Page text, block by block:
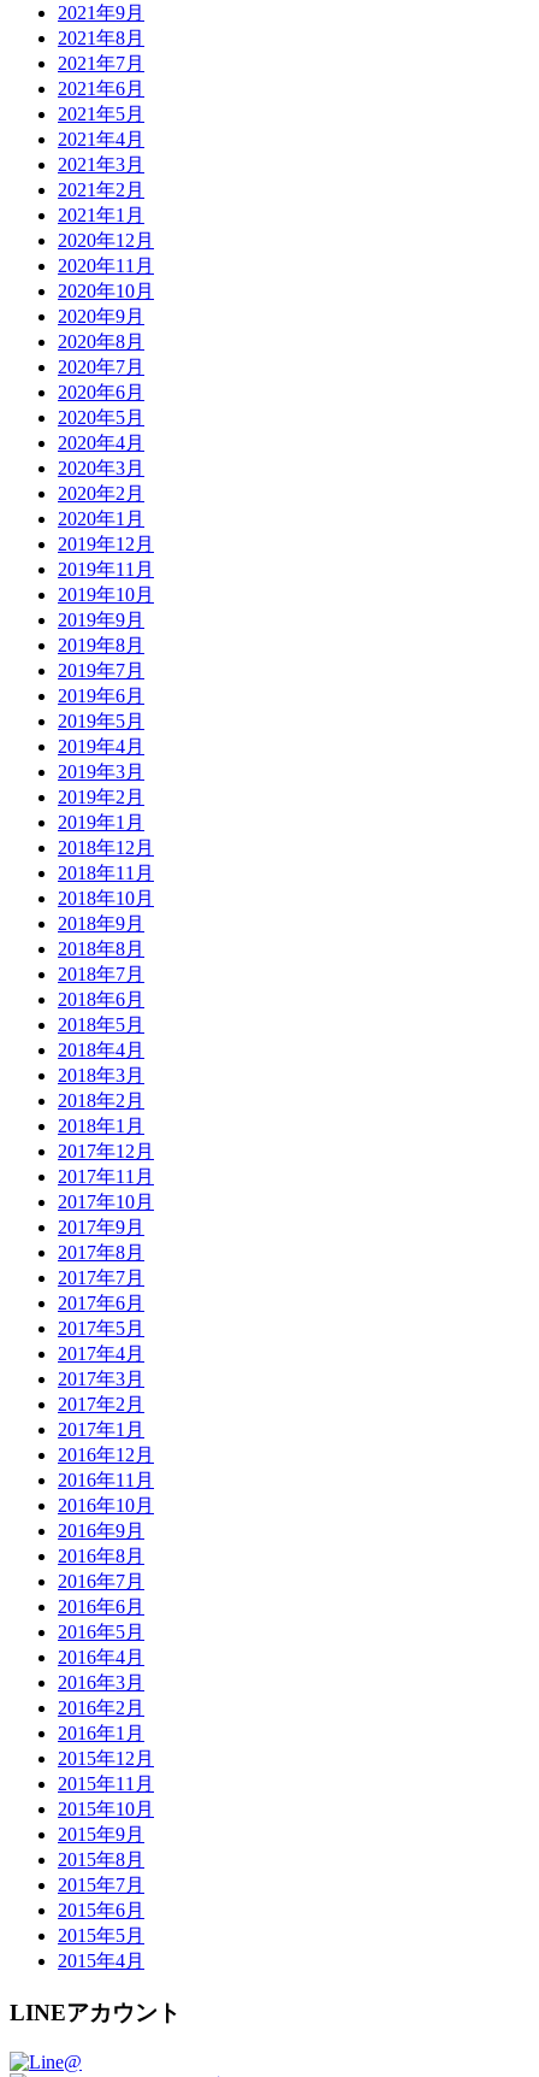
2021年9月
2021年8月
2021年7月
2021年6月
2021年5月
2021年4月
2021年3月
2021年2月
2021年1月
2020年12月
2020年11月
2020年10月
2020年9月
2020年8月
2020年7月
2020年6月
2020年5月
2020年4月
2020年3月
2020年2月
2020年1月
2019年12月
2019年11月
2019年10月
2019年9月
2019年8月
2019年7月
2019年6月
2019年5月
2019年4月
2019年3月
2019年2月
2019年1月
2018年12月
2018年11月
2018年10月
2018年9月
2018年8月
2018年7月
2018年6月
2018年5月
2018年4月
2018年3月
2018年2月
2018年1月
2017年12月
2017年11月
2017年10月
2017年9月
2017年8月
2017年7月
2017年6月
2017年5月
2017年4月
2017年3月
2017年2月
2017年1月
2016年12月
2016年11月
2016年10月
2016年9月
2016年8月
2016年7月
2016年6月
2016年5月
2016年4月
2016年3月
2016年2月
2016年1月
2015年12月
2015年11月
2015年10月
2015年9月
2015年8月
2015年7月
2015年6月
2015年5月
2015年4月
LINEアカウント